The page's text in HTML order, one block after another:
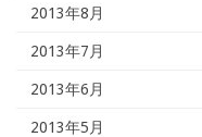
2013年8月
2013年7月
2013年6月
2013年5月